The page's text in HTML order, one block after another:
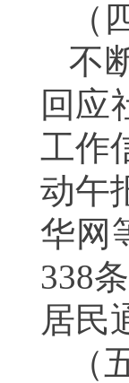
不
回应
工作
动午
华网
338
居民